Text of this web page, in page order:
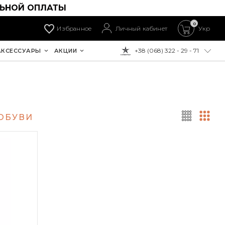
ОПЛАТЫ
Избранное Личный кабинет
0
Укр
К ОПЛАТЕ:
+38 (068) 322 - 29 - 71
АКЦИИ